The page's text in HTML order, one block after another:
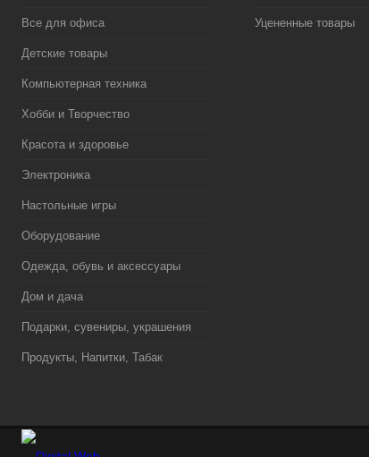
Все для офиса
Детские товары
Компьютерная техника
Хобби и Творчество
Красота и здоровье
Электроника
Настольные игры
Оборудование
Одежда, обувь и аксессуары
Дом и дача
Подарки, сувениры, украшения
Продукты, Напитки, Табак
Уцененные товары